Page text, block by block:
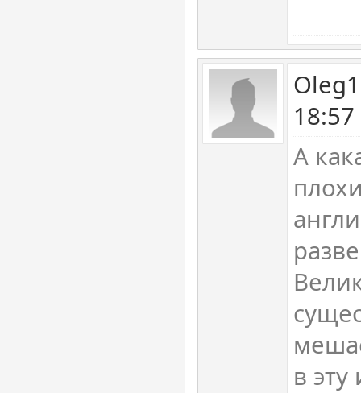
А
в эту